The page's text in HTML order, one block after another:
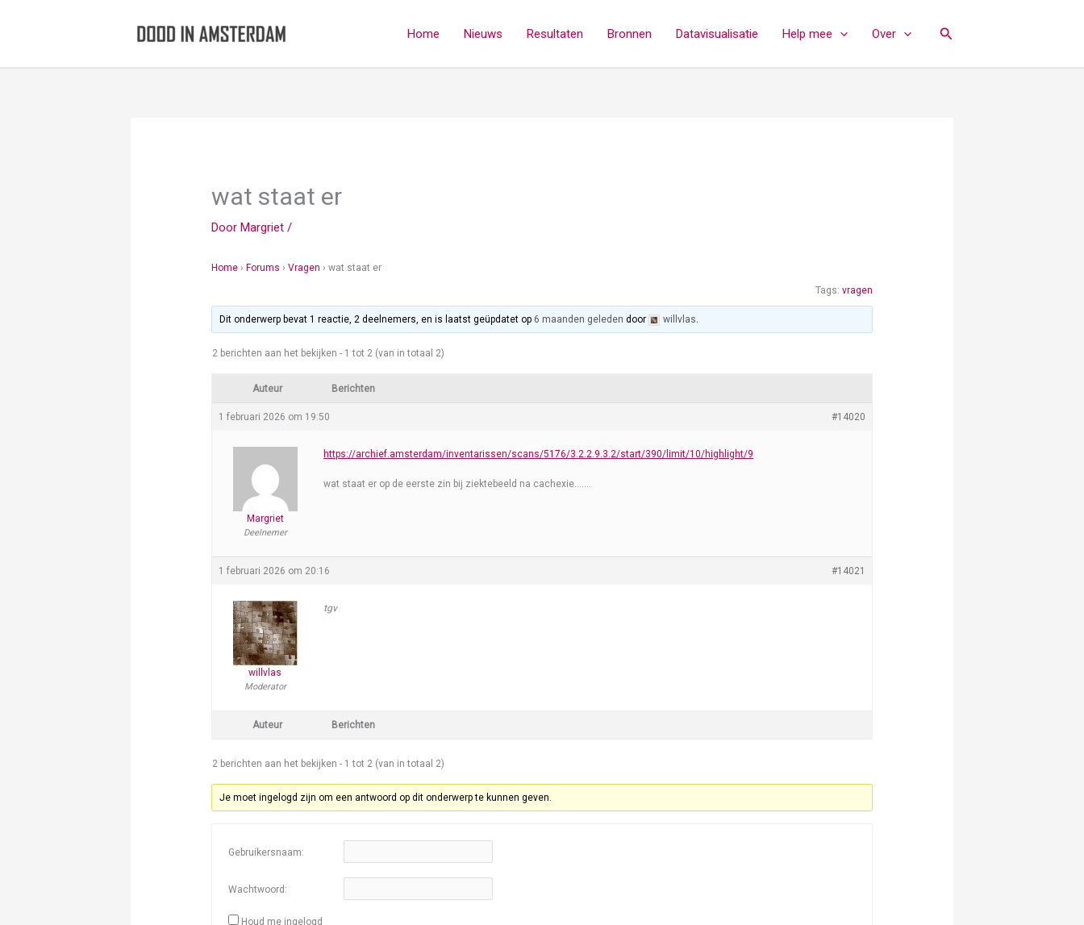
Home Nieuws Resultaten Bronnen Datavisualisatie Help mee Over Zoeken
wat staat er
DoorMargriet/
Home › Forums › Vragen › wat staat er
Tags: vragen
Dit onderwerp bevat 1 reactie, 2 deelnemers, en is laatst geüpdatet op 6 maanden geleden door willvlas.
2 berichten aan het bekijken - 1 tot 2 (van in totaal 2)
Auteur Berichten
1 februari 2026 om 19:50 #14020
Margriet
Deelnemer
https://archief.amsterdam/inventarissen/scans/5176/3.2.2.9.3.2/start/390/limit/10/highlight/9
wat staat er op de eerste zin bij ziektebeeld na cachexie…….
1 februari 2026 om 20:16 #14021
willvlas
Moderator
tgv
Auteur Berichten
2 berichten aan het bekijken - 1 tot 2 (van in totaal 2)
Je moet ingelogd zijn om een antwoord op dit onderwerp te kunnen geven.
Gebruikersnaam:
Wachtwoord:
Houd me ingelogd